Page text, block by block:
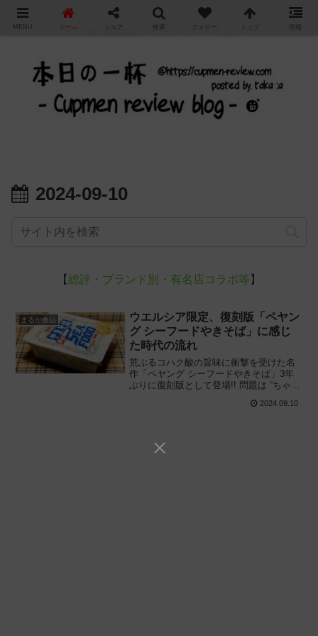
カップ麺の新商品をレビュー / アレンジするブログ
2024-09-10
【総評・ブランド別・有名店コラボ等 】
まるか食品
ウエルシア限定、復刻版「ペヤン
グ シーフードやきそば」に感じ
た時代の流れ
荒ぶるコハク酸の旨味に衝撃を受けた名
作「ペヤング シーフードやきそば」3年
ぶりに復刻版として登場!! 問題は “ちゃん
「ペヤング 復刻シーフードやきそば」を
2024.09.10
MENU ホーム シェア 検索 フォロー トップ 情報